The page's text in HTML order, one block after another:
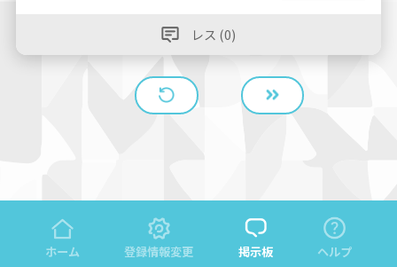
レス (0)
ホーム 登録情報変更 掲示板 ヘルプ